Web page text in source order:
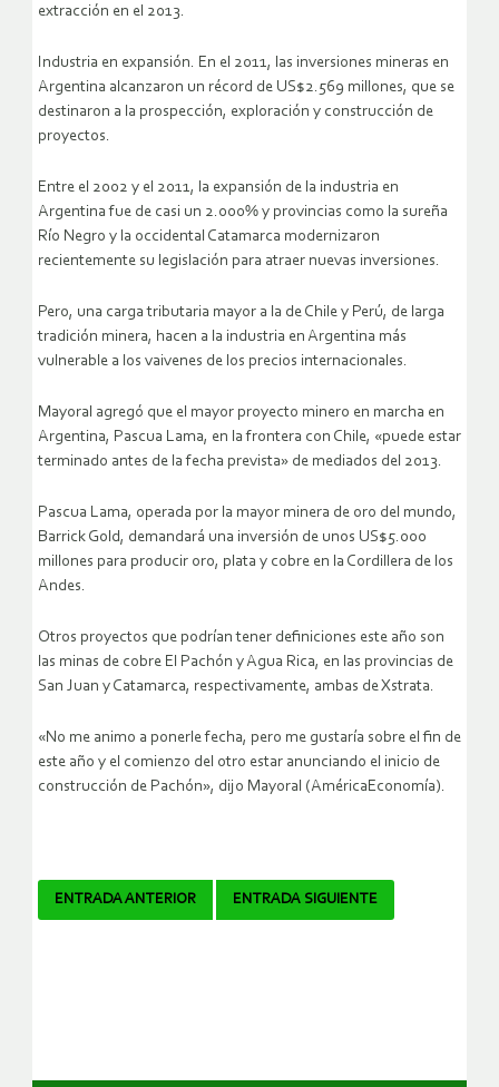
extracción en el 2013.
Industria en expansión. En el 2011, las inversiones mineras en
Argentina alcanzaron un récord de US$2.569 millones, que se
destinaron a la prospección, exploración y construcción de
proyectos.
Entre el 2002 y el 2011, la expansión de la industria en
Argentina fue de casi un 2.000% y provincias como la sureña
Río Negro y la occidental Catamarca modernizaron
recientemente su legislación para atraer nuevas inversiones.
Pero, una carga tributaria mayor a la de Chile y Perú, de larga
tradición minera, hacen a la industria en Argentina más
vulnerable a los vaivenes de los precios internacionales.
Mayoral agregó que el mayor proyecto minero en marcha en
Argentina, Pascua Lama, en la frontera con Chile, «puede estar
terminado antes de la fecha prevista» de mediados del 2013.
Pascua Lama, operada por la mayor minera de oro del mundo,
Barrick Gold, demandará una inversión de unos US$5.000
millones para producir oro, plata y cobre en la Cordillera de los
Andes.
Otros proyectos que podrían tener definiciones este año son
las minas de cobre El Pachón y Agua Rica, en las provincias de
San Juan y Catamarca, respectivamente, ambas de Xstrata.
«No me animo a ponerle fecha, pero me gustaría sobre el fin de
este año y el comienzo del otro estar anunciando el inicio de
construcción de Pachón», dijo Mayoral (AméricaEconomía).
Navegador
ENTRADA ANTERIOR ENTRADA SIGUIENTE